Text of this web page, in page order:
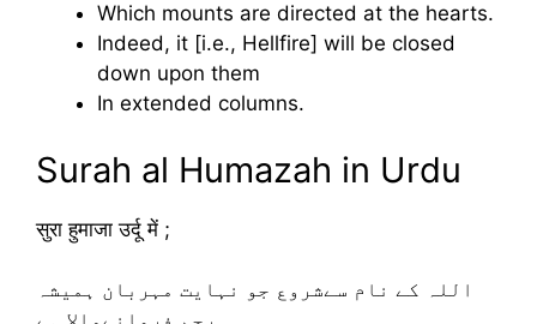
Which mounts are directed at the hearts.
Indeed, it [i.e., Hellfire] will be closed
down upon them
In extended columns.
Surah al Humazah in Urdu
सुरा हुमाजा उर्दू में ;
اللہ کے نام سےشروع جو نہایت مہربان ہمیشہ
رحم فرمانےوالا ہے